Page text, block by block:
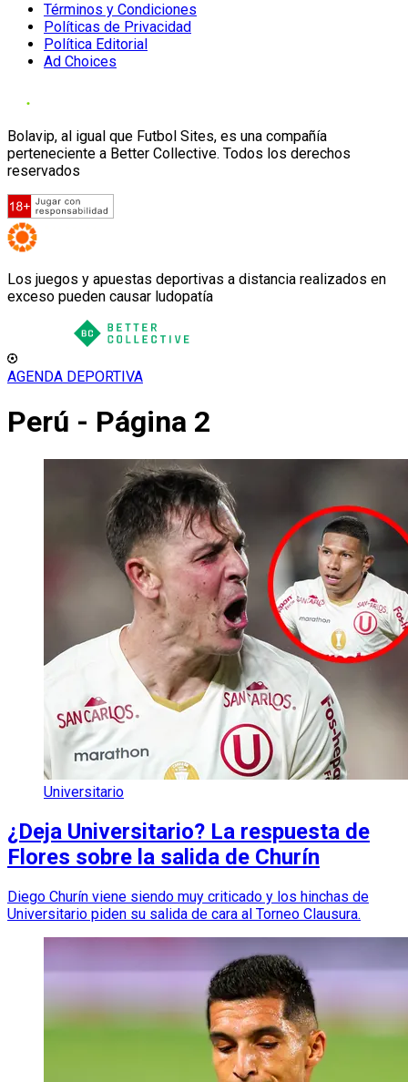
Términos y Condiciones
Políticas de Privacidad
Política Editorial
Ad Choices
Bolavip, al igual que Futbol Sites, es una compañía
perteneciente a Better Collective. Todos los derechos
reservados
Los juegos y apuestas deportivas a distancia realizados en
exceso pueden causar ludopatía
AGENDA DEPORTIVA
Perú - Página 2
Universitario
¿Deja Universitario? La respuesta de
Flores sobre la salida de Churín
Diego Churín viene siendo muy criticado y los hinchas de
Universitario piden su salida de cara al Torneo Clausura.